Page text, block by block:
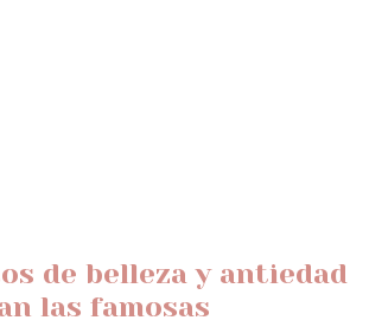
de belleza y antiedad
las famosas